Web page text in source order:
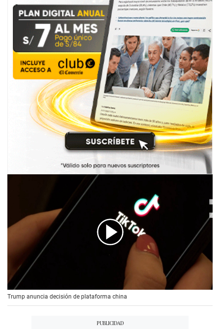
Trump anuncia decisión de plataforma china